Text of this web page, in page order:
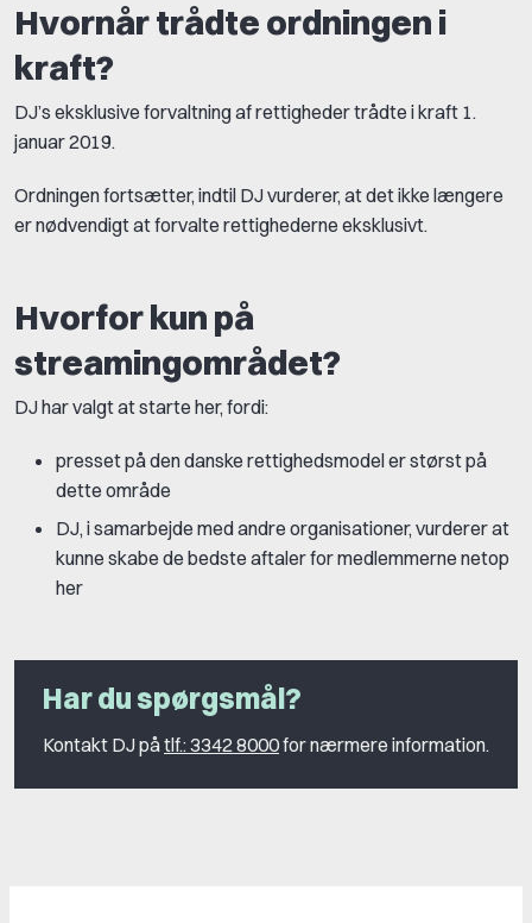
Hvornår trådte ordningen i
kraft?
DJ’s eksklusive forvaltning af rettigheder trådte i kraft 1.
januar 2019.
Ordningen fortsætter, indtil DJ vurderer, at det ikke længere
er nødvendigt at forvalte rettighederne eksklusivt.
Hvorfor kun på
streamingområdet?
DJ har valgt at starte her, fordi:
presset på den danske rettighedsmodel er størst på
dette område
DJ, i samarbejde med andre organisationer, vurderer at
kunne skabe de bedste aftaler for medlemmerne netop
her
Har du spørgsmål?
Kontakt DJ påtlf.: 3342 8000for nærmere information.